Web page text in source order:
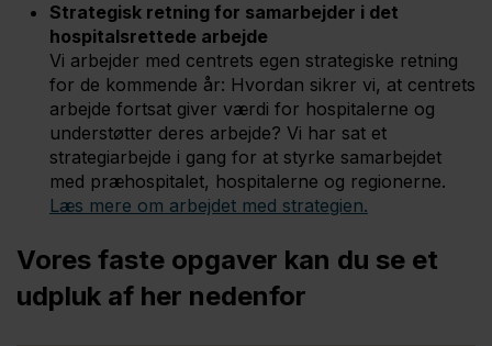
Strategisk retning for samarbejder i det
hospitalsrettede arbejde
Vi arbejder med centrets egen strategiske retning
for de kommende år: Hvordan sikrer vi, at centrets
arbejde fortsat giver værdi for hospitalerne og
understøtter deres arbejde? Vi har sat et
strategiarbejde i gang for at styrke samarbejdet
med præhospitalet, hospitalerne og regionerne.
Læs mere om arbejdet med strategien.
Vores faste opgaver kan du se et
udpluk af her nedenfor